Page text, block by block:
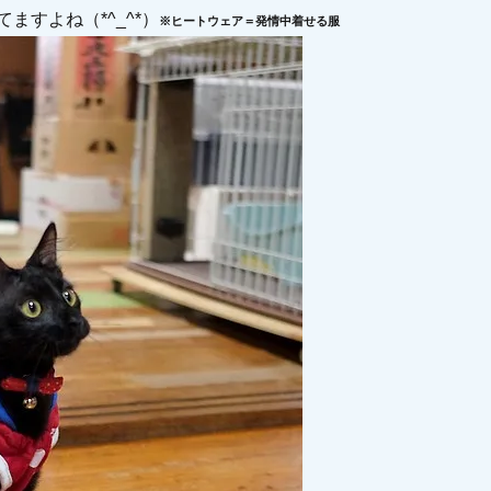
ますよね（*^_^*） ※ヒートウェア＝発情中着せる服